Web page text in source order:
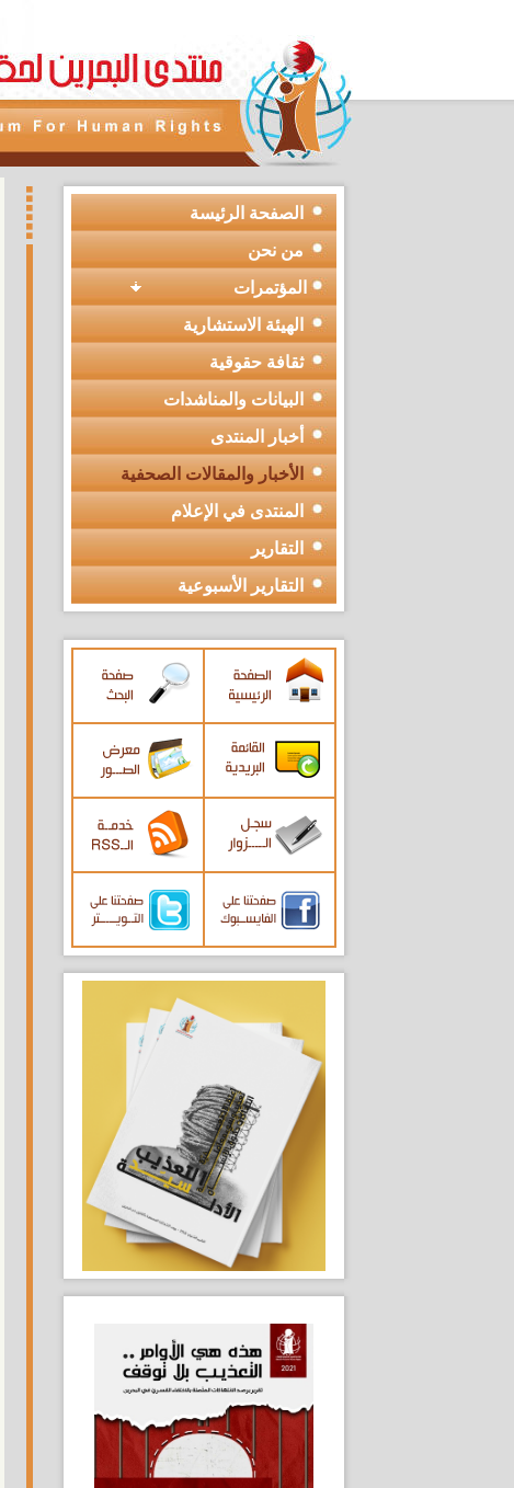
الصفحة الرئيسة
من نحن
المؤتمرات
الهيئة الاستشارية
ثقافة حقوقية
البيانات والمناشدات
أخبار المنتدى
الأخبار والمقالات الصحفية
المنتدى في الإعلام
التقارير
التقارير الأسبوعية